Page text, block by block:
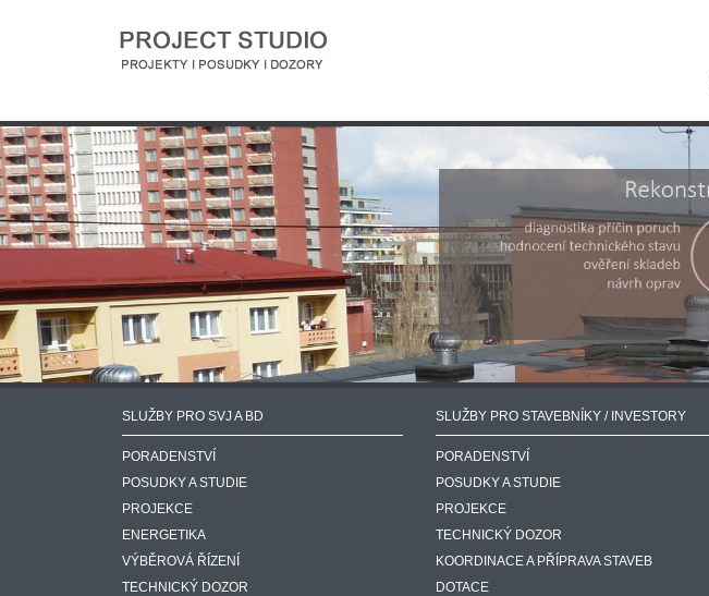
SLUŽBY PRO SVJ A BD
PORADENSTVÍ
POSUDKY A STUDIE
PROJEKCE
ENERGETIKA
VÝBĚROVÁ ŘÍZENÍ
TECHNICKÝ DOZOR
SLUŽBY PRO STAVEBNÍKY / INVESTORY
PORADENSTVÍ
POSUDKY A STUDIE
PROJEKCE
TECHNICKÝ DOZOR
KOORDINACE A PŘÍPRAVA STAVEB
DOTACE